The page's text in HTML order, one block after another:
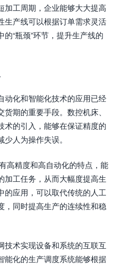
加工周期，企业能够大大提高
生产线可以根据订单需求灵活
“瓶颈”环节，提升生产线的
动化和智能化技术的应用已经
期的重要手段。数控机床、
术的引入，能够在保证精度的
人为操作失误。
高精度和高自动化的特点，能
加工任务，从而大幅度提高生
的应用，可以取代传统的人工
，同时提高生产的连续性和稳
技术实现设备和系统的互联互
能化的生产调度系统能够根据